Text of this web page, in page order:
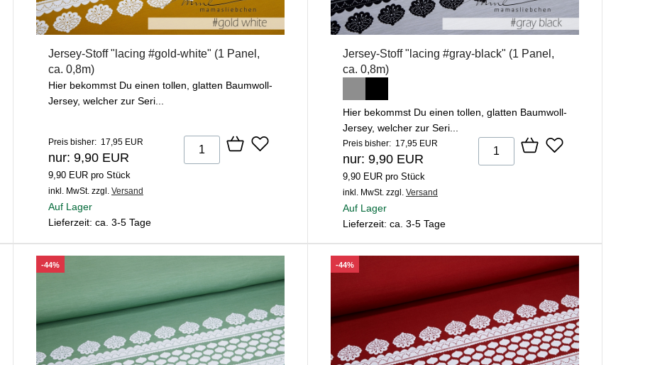
Jersey-Stoff "lacing #gold-white" (1 Panel,
ca. 0,8m)
Hier bekommst Du einen tollen, glatten Baumwoll-
Jersey, welcher zur Seri...
Preis bisher: 17,95 EUR
nur: 9,90 EUR
9,90 EUR pro Stück
inkl. MwSt. zzgl. Versand
Auf Lager
Lieferzeit: ca. 3-5 Tage
Jersey-Stoff "lacing #gray-black" (1 Panel,
ca. 0,8m)
Hier bekommst Du einen tollen, glatten Baumwoll-
Jersey, welcher zur Seri...
Preis bisher: 17,95 EUR
nur: 9,90 EUR
9,90 EUR pro Stück
inkl. MwSt. zzgl. Versand
Auf Lager
Lieferzeit: ca. 3-5 Tage
-44% -44%